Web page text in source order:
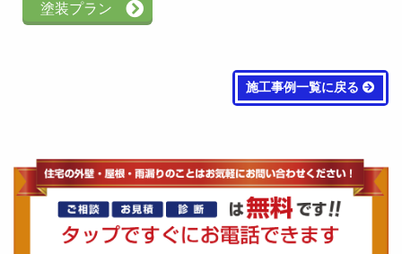
塗装プラン
施工事例一覧に戻る